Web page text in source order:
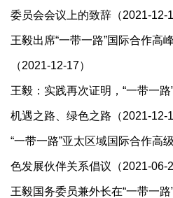
委员会会议上的致辞（2021-12-
王毅出席“一带一路”国际合作高
（2021-12-17）
王毅：实践再次证明，“一带一路
机遇之路、绿色之路（2021-12-
“一带一路”亚太区域国际合作高
色发展伙伴关系倡议（2021-06-
王毅国务委员兼外长在“一带一